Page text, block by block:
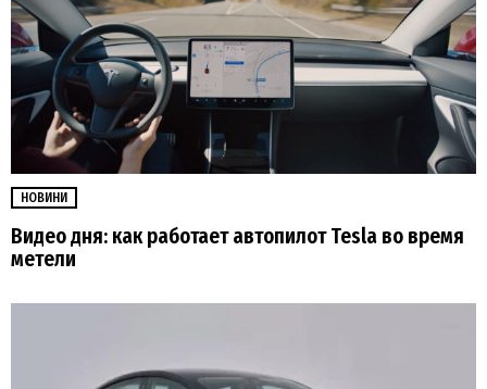
НОВИНИ
Видео дня: как работает автопилот Tesla во время
метели